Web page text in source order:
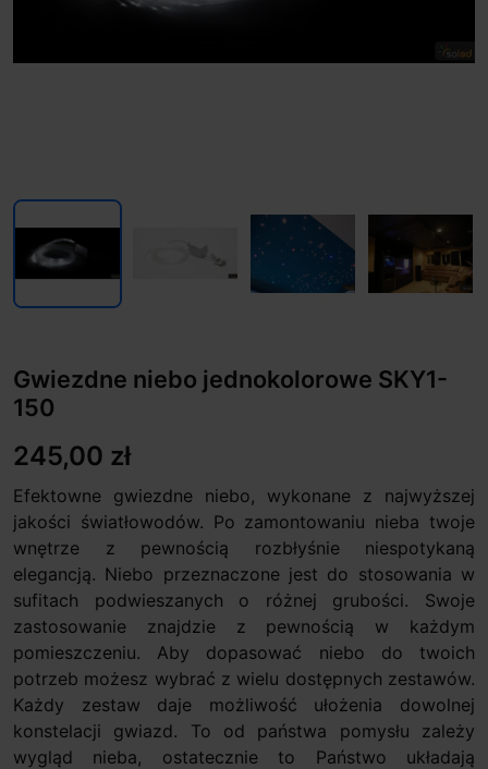
Gwiezdne niebo jednokolorowe SKY1-
150
245,00 zł
Efektowne gwiezdne niebo, wykonane z najwyższej
jakości światłowodów. Po zamontowaniu nieba twoje
wnętrze z pewnością rozbłyśnie niespotykaną
elegancją. Niebo przeznaczone jest do stosowania w
sufitach podwieszanych o różnej grubości. Swoje
zastosowanie znajdzie z pewnością w każdym
pomieszczeniu. Aby dopasować niebo do twoich
potrzeb możesz wybrać z wielu dostępnych zestawów.
Każdy zestaw daje możliwość ułożenia dowolnej
konstelacji gwiazd. To od państwa pomysłu zależy
wygląd nieba, ostatecznie to Państwo układają